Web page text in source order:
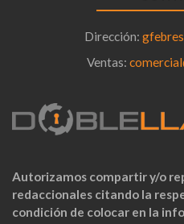
Dirección:
Ventas:
Autorizamos compartir y/o
redaccionales citando la
condición de colocar en la